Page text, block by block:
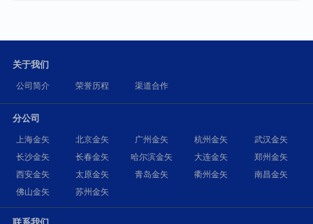
关于我们
公司简介 荣誉历程 渠道合作
分公司
上海金矢 北京金矢 广州金矢 杭州金矢
武汉金矢
长沙金矢
长春金矢 哈尔滨金矢 大连金矢
郑州金矢
西安金矢
太原金矢 青岛金矢 衢州金矢
南昌金矢
佛山金矢
苏州金矢